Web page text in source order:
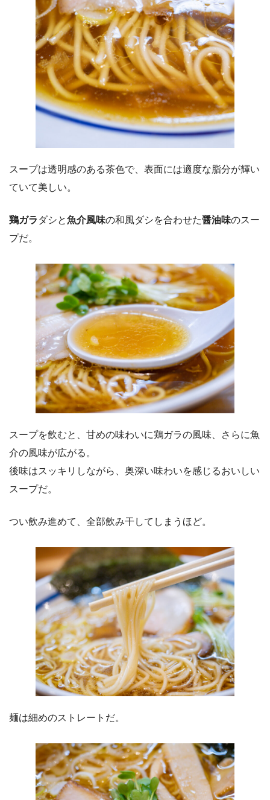
スープは透明感のある茶色で、表面には適度な脂分が輝い
ていて美しい。
鶏ガラ ダシと魚介風味の和風ダシを合わせた醤油味のスー
プだ。
スープを飲むと、甘めの味わいに鶏ガラの風味、さらに魚
介の風味が広がる。
後味はスッキリしながら、奥深い味わいを感じるおいしい
スープだ。
つい飲み進めて、全部飲み干してしまうほど。
麺は細めのストレートだ。